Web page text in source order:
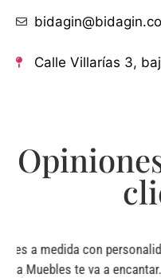
Calle Villarías 3,
Un trato estupendo,
a atender de